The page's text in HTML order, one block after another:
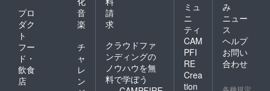
プロ
ダク
ト
音
楽
フー
ド・
飲食
店
チ
ャ
レ
ン
請
求
クラウドファ
ンディングの
ノウハウを無
料で学ぼう
ミュ
ニ
ティ
CAM
PFI
RE
Crea
tion
み
ニュー
ス
ヘルプ
お問い
合わせ
各種規定